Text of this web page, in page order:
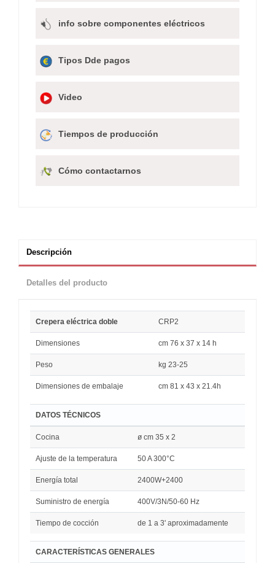
info sobre componentes eléctricos
Tipos Dde pagos
Video
Tiempos de producción
Cómo contactarnos
Descripción
Detalles del producto
Crepera eléctrica doble CRP2
Dimensiones cm 76 x 37 x 14 h
Peso kg 23-25
Dimensiones de embalaje cm 81 x 43 x 21.4h
DATOS TÉCNICOS
Cocina ø cm 35 x 2
Ajuste de la temperatura 50 A 300°C
Energía total 2400W+2400
Suministro de energía 400V/3N/50-60 Hz
Tiempo de cocción de 1 a 3' aproximadamente
CARACTERÍSTICAS GENERALES